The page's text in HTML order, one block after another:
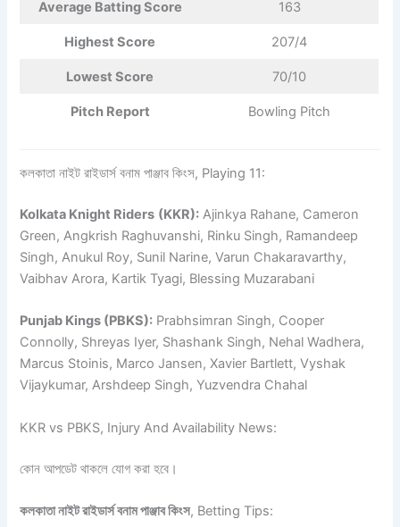
Average Batting Score 163
Highest Score 207/4
Lowest Score 70/10
Pitch Report Bowling Pitch
কলকাতা নাইট রাইডার্স বনাম পাঞ্জাব কিংস, Playing 11:
Kolkata Knight Riders (KKR): Ajinkya Rahane, Cameron
Green, Angkrish Raghuvanshi, Rinku Singh, Ramandeep
Singh, Anukul Roy, Sunil Narine, Varun Chakaravarthy,
Vaibhav Arora, Kartik Tyagi, Blessing Muzarabani
Punjab Kings (PBKS): Prabhsimran Singh, Cooper
Connolly, Shreyas Iyer, Shashank Singh, Nehal Wadhera,
Marcus Stoinis, Marco Jansen, Xavier Bartlett, Vyshak
Vijaykumar, Arshdeep Singh, Yuzvendra Chahal
KKR vs PBKS, Injury And Availability News:
কোন আপডেট থাকলে যোগ করা হবে।
কলকাতা নাইট রাইডার্স বনাম পাঞ্জাব কিংস, Betting Tips: